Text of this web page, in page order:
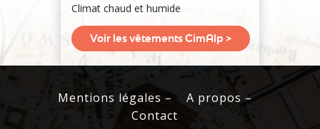
Climat chaud et humide
Voir les vêtements CimAlp >
Mentions légales –
A propos –
Contact